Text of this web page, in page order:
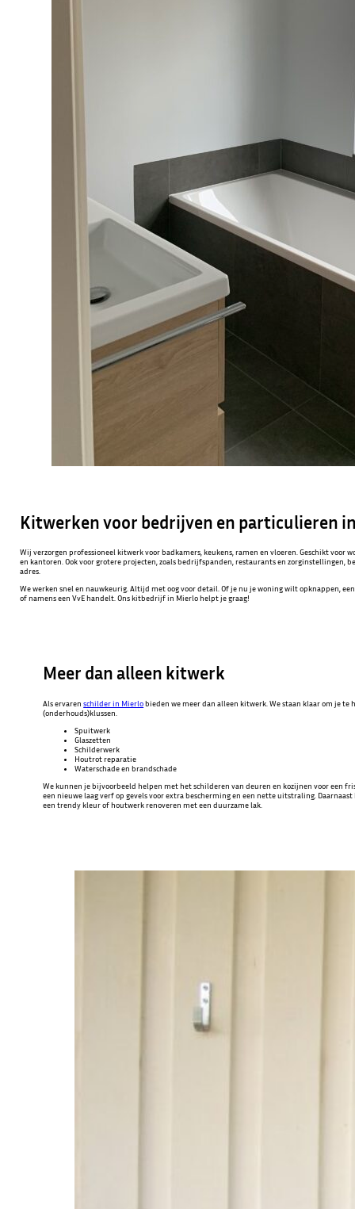
Kitwerken voor bedrijven en particulieren
Wij verzorgen professioneel kitwerk voor badkamers, keukens, ramen en vloeren. Geschikt voor
en kantoren. Ook voor grotere projecten, zoals bedrijfspanden, restaurants en zorginstellingen,
adres.
We werken snel en nauwkeurig. Altijd met oog voor detail. Of je nu je woning wilt opknappen,
of namens een VvE handelt. Ons kitbedrijf in Mierlo helpt je graag!
Meer dan alleen kitwerk
Als ervarenschilder in Mierlobieden we meer dan alleen kitwerk. We staan klaar om je te
(onderhouds)klussen.
Spuitwerk
Glaszetten
Schilderwerk
Houtrot reparatie
Waterschade en brandschade
We kunnen je bijvoorbeeld helpen met het schilderen van deuren en kozijnen voor een
een nieuwe laag verf op gevels voor extra bescherming en een nette uitstraling.
een trendy kleur of houtwerk renoveren met een duurzame lak.